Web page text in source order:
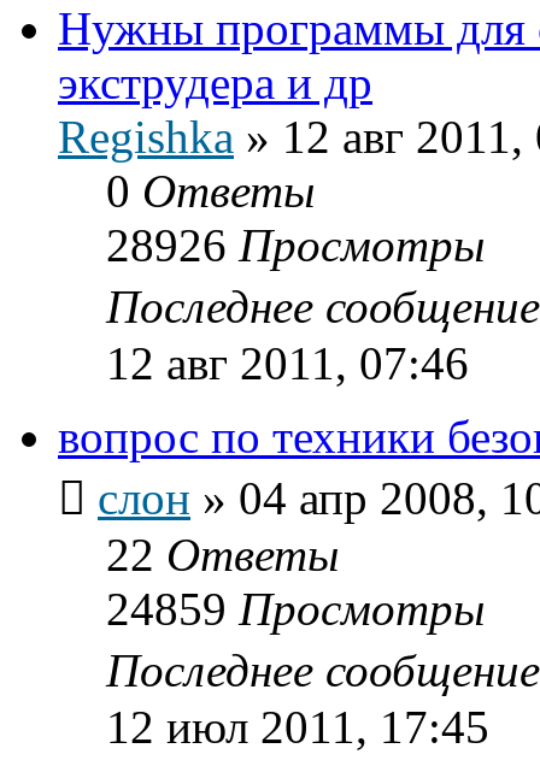
Нужны программы для
экструдера и др
Regishka » 12 авг
0 Ответы
28926 Просмотры
Последнее
12 авг 2011, 07:46
вопрос по техники
слон » 04 апр 2008,
22 Ответы
24859 Просмотры
Последнее
12 июл 2011, 17:45